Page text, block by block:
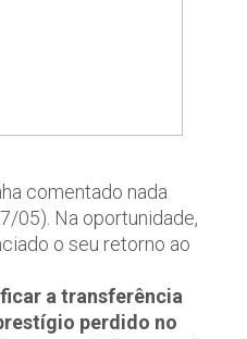
comentado nada
05). Na oportunidade,
o seu retorno ao
a transferência
perdido no